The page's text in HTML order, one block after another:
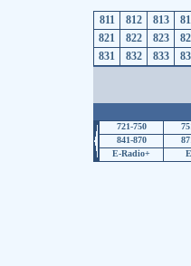
811 812 813
821
822 823
831
832 833
721-750
841-870
E-Radio+